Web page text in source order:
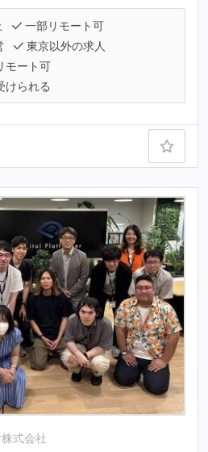
一部リモート可
東京以外の求人
モート可
けられる
式会社